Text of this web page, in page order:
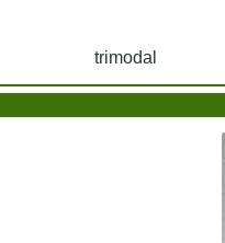
trimodal